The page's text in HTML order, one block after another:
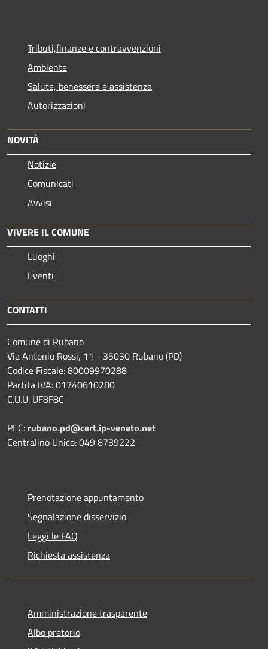
Tributi,finanze e contravvenzioni
Ambiente
Salute, benessere e assistenza
Autorizzazioni
NOVITÀ
Notizie
Comunicati
Avvisi
VIVERE IL COMUNE
Luoghi
Eventi
CONTATTI
Comune di Rubano
Via Antonio Rossi, 11 - 35030 Rubano (PD)
Codice Fiscale: 80009970288
Partita IVA: 01740610280
C.U.U. UF8F8C
PEC: rubano.pd@cert.ip-veneto.net
Centralino Unico: 049 8739222
Prenotazione appuntamento
Segnalazione disservizio
Leggi le FAQ
Richiesta assistenza
Amministrazione trasparente
Albo pretorio